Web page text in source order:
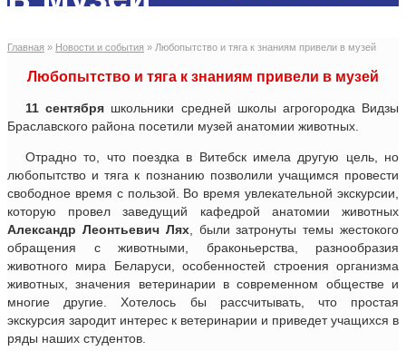
Главная » Новости и события » Любопытство и тяга к знаниям привели в музей
Любопытство и тяга к знаниям привели в музей
11 сентября школьники средней школы агрогородка Видзы
Браславского района посетили музей анатомии животных.
Отрадно то, что поездка в Витебск имела другую цель, но
любопытство и тяга к познанию позволили учащимся провести
свободное время с пользой. Во время увлекательной экскурсии,
которую провел заведущий кафедрой анатомии животных
Александр Леонтьевич Лях, были затронуты темы жестокого
обращения с животными, браконьерства, разнообразия
животного мира Беларуси, особенностей строения организма
животных, значения ветеринарии в современном обществе и
многие другие. Хотелось бы рассчитывать, что простая
экскурсия зародит интерес к ветеринарии и приведет учащихся в
ряды наших студентов.